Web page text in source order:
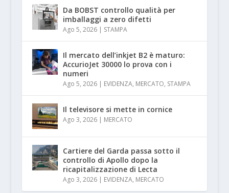
Da BOBST controllo qualità per
imballaggi a zero difetti
Ago 5, 2026| STAMPA
Il mercato dell’inkjet B2 è maturo:
AccurioJet 30000 lo prova con i
numeri
Ago 5, 2026| EVIDENZA, MERCATO, STAMPA
Il televisore si mette in cornice
Ago 3, 2026| MERCATO
Cartiere del Garda passa sotto il
controllo di Apollo dopo la
ricapitalizzazione di Lecta
Ago 3, 2026| EVIDENZA, MERCATO